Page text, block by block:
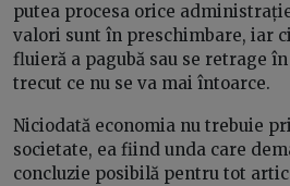
putea procesa orice
valori sunt în preschimbare, iar
fluieră a pagubă sau se retrage
trecut ce nu se va mai întoarce.
Niciodată economia nu trebuie
societate, ea fiind unda care
concluzie posibilă pentru tot